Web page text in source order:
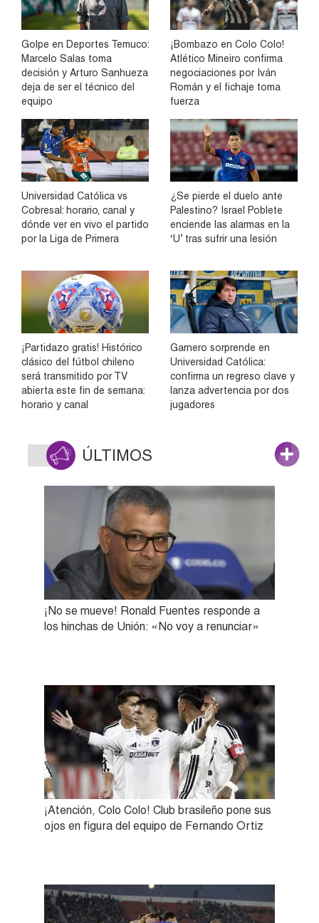
Golpe en Deportes Temuco:
Marcelo Salas toma
decisión y Arturo Sanhueza
deja de ser el técnico del
equipo
¡Bombazo en Colo Colo!
Atlético Mineiro confirma
negociaciones por Iván
Román y el fichaje toma
fuerza
Universidad Católica vs
Cobresal: horario, canal y
dónde ver en vivo el partido
por la Liga de Primera
¿Se pierde el duelo ante
Palestino? Israel Poblete
enciende las alarmas en la
‘U’ tras sufrir una lesión
¡Partidazo gratis! Histórico
clásico del fútbol chileno
será transmitido por TV
abierta este fin de semana:
horario y canal
Garnero sorprende en
Universidad Católica:
confirma un regreso clave y
lanza advertencia por dos
jugadores
ÚLTIMOS
¡No se mueve! Ronald Fuentes responde a
los hinchas de Unión: «No voy a renunciar»
¡Atención, Colo Colo! Club brasileño pone sus
ojos en figura del equipo de Fernando Ortiz